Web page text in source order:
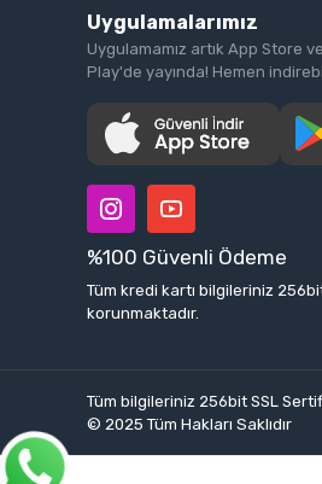
Uygulamalarımız
Uygulamamız artık App Store
Play'de yayında! Hemen
%100 Güvenli Ödeme
Tüm kredi kartı bilgileriniz
korunmaktadır.
Tüm bilgileriniz 256bit SSL
© 2025 Tüm Hakları Saklıdır